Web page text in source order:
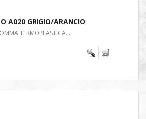
A020 GRIGIO/ARANCIO
TERMOPLASTICA...